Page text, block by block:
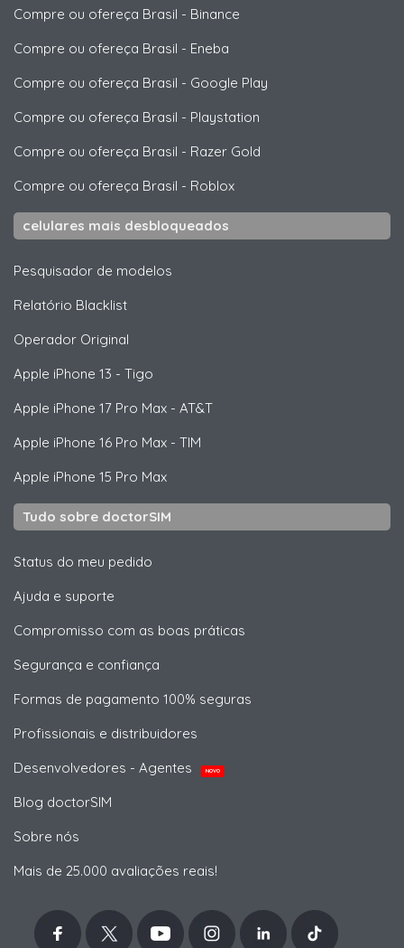
Compre ou ofereça Brasil - Binance
Compre ou ofereça Brasil - Eneba
Compre ou ofereça Brasil - Google Play
Compre ou ofereça Brasil - Playstation
Compre ou ofereça Brasil - Razer Gold
Compre ou ofereça Brasil - Roblox
celulares mais desbloqueados
Pesquisador de modelos
Relatório Blacklist
Operador Original
Apple iPhone 13 - Tigo
Apple iPhone 17 Pro Max - AT&T
Apple iPhone 16 Pro Max - TIM
Apple iPhone 15 Pro Max
Tudo sobre doctorSIM
Status do meu pedido
Ajuda e suporte
Compromisso com as boas práticas
Segurança e confiança
Formas de pagamento 100% seguras
Profissionais e distribuidores
Desenvolvedores - Agentes
NOVO
Blog doctorSIM
Sobre nós
Mais de 25.000 avaliações reais!